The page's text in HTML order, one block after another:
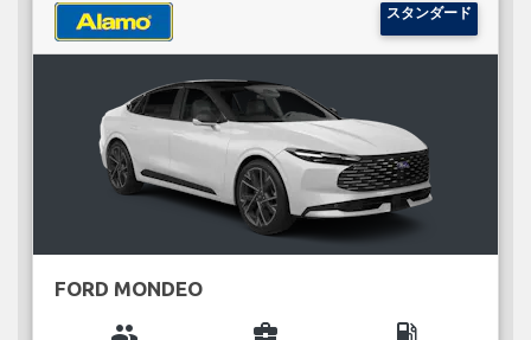
スタンダード
FORD MONDEO
group business_center local_gas_station